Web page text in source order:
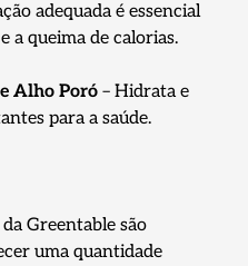
adequada é essencial
a queima de calorias.
Alho Poró – Hidrata e
para a saúde.
Greentable são
uma quantidade